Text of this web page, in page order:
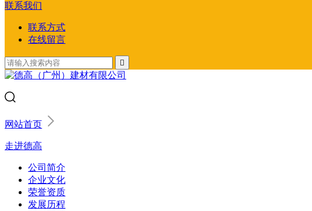
联系我们
联系方式
在线留言

网站首页
走进德高
公司简介
企业文化
荣誉资质
发展历程